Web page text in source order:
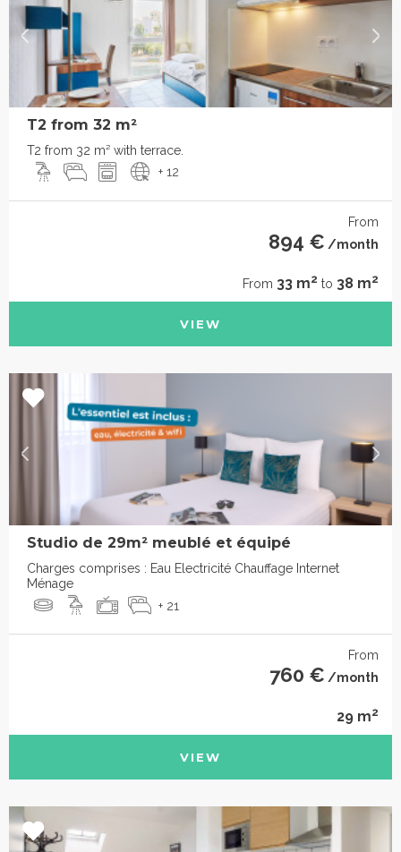
T2 from 32 m²
T2 from 32 m² with terrace.
+ 12
From
894 € /month
From 33 m2 to 38 m2
VIEW
Studio de 29m² meublé et équipé
Charges comprises : Eau Electricité Chauffage Internet
Ménage
+ 21
From
760 € /month
29 m2
VIEW